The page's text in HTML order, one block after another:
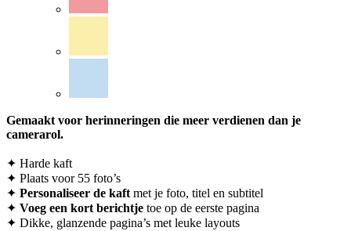
Gemaakt voor herinneringen die meer verdienen dan je
camerarol.
✦ Harde kaft
✦ Plaats voor 55 foto’s
✦ Personaliseer de kaft met je foto, titel en subtitel
✦ Voeg een kort berichtje toe op de eerste pagina
✦ Dikke, glanzende pagina’s met leuke layouts